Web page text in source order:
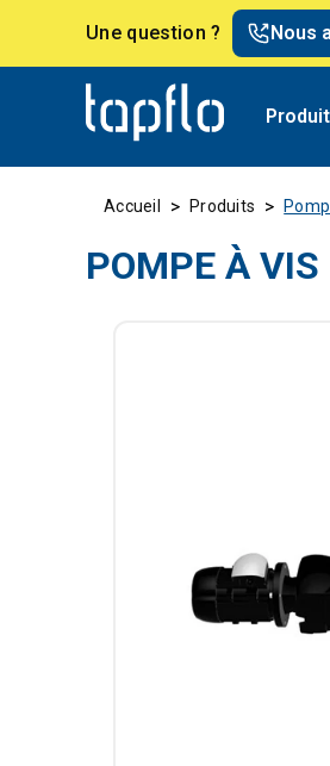
Une question ? Nous
Accueil > Produits >
POMPE À VIS